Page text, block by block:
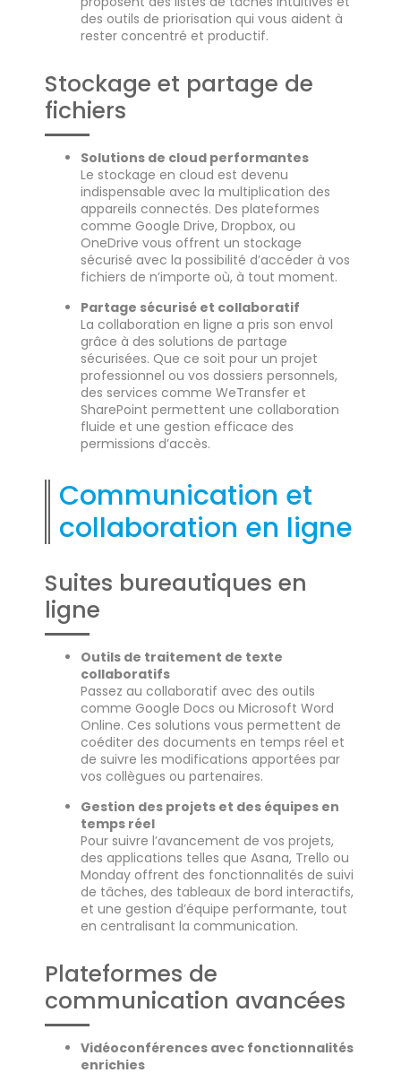
des outils de priorisation qui vous aident à
rester concentré et productif.
Stockage et partage de
fichiers
Solutions de cloud performantes
Le stockage en cloud est devenu
indispensable avec la multiplication des
appareils connectés. Des plateformes
comme Google Drive, Dropbox, ou
OneDrive vous offrent un stockage
sécurisé avec la possibilité d’accéder à vos
fichiers de n’importe où, à tout moment.
Partage sécurisé et collaboratif
La collaboration en ligne a pris son envol
grâce à des solutions de partage
sécurisées. Que ce soit pour un projet
professionnel ou vos dossiers personnels,
des services comme WeTransfer et
SharePoint permettent une collaboration
fluide et une gestion efficace des
permissions d’accès.
Communication et
collaboration en ligne
Suites bureautiques en
ligne
Outils de traitement de texte
collaboratifs
Passez au collaboratif avec des outils
comme Google Docs ou Microsoft Word
Online. Ces solutions vous permettent de
coéditer des documents en temps réel et
de suivre les modifications apportées par
vos collègues ou partenaires.
Gestion des projets et des équipes en
temps réel
Pour suivre l’avancement de vos projets,
des applications telles que Asana, Trello ou
Monday offrent des fonctionnalités de suivi
de tâches, des tableaux de bord interactifs,
et une gestion d’équipe performante, tout
en centralisant la communication.
Plateformes de
communication avancées
Vidéoconférences avec fonctionnalités
enrichies